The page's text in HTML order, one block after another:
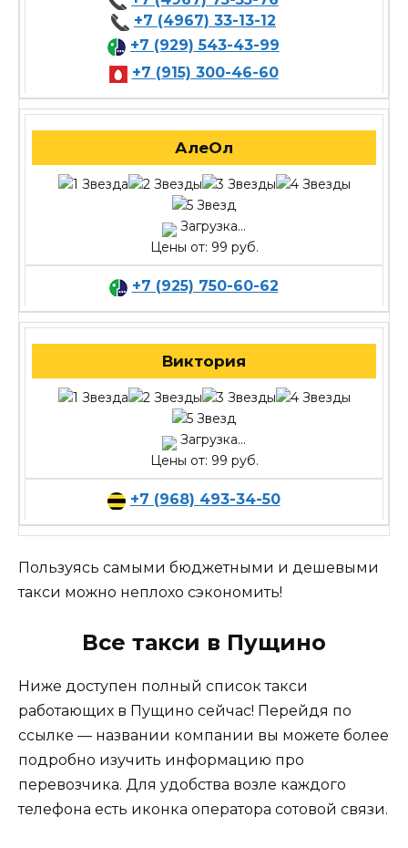
+7 (4967) 33-13-12
+7 (929) 543-43-99
+7 (915) 300-46-60
АлеОл
Загрузка...
Цены от: 99 руб.
+7 (925) 750-60-62
Виктория
Загрузка...
Цены от: 99 руб.
+7 (968) 493-34-50
Пользуясь самыми бюджетными и дешевыми
такси можно неплохо сэкономить!
Все такси в Пущино
Ниже доступен полный список такси
работающих в Пущино сейчас! Перейдя по
ссылке — названии компании вы можете более
подробно изучить информацию про
перевозчика. Для удобства возле каждого
телефона есть иконка оператора сотовой связи.